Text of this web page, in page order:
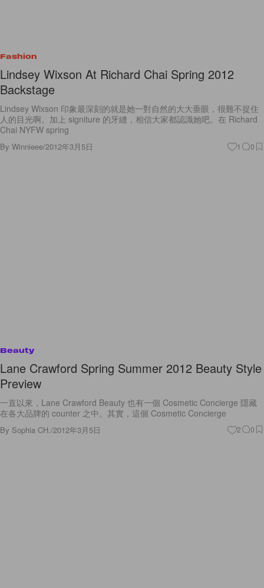
Fashion
Lindsey Wixson At Richard Chai Spring 2012
Backstage
Lindsey Wixson 印象最深刻的就是她一對自然的大大垂眼，很難不捉住
人的目光啊。加上 signiture 的牙縫，相信大家都認識她吧。在 Richard
Chai NYFW spring
By Winnieee/2012年3月5日 1 0
Beauty
Lane Crawford Spring Summer 2012 Beauty Style
Preview
一直以來，Lane Crawford Beauty 也有一個 Cosmetic Concierge 隱藏
在各大品牌的 counter 之中。其實，這個 Cosmetic Concierge
By Sophia CH. /2012年3月5日 2 0